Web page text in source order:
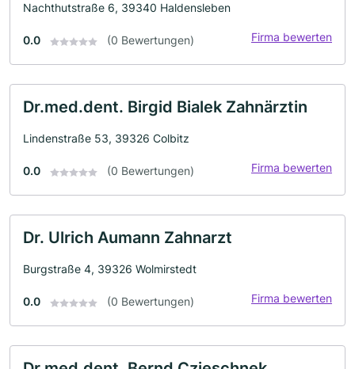
Nachthutstraße 6, 39340 Haldensleben
0.0 (0 Bewertungen) Firma bewerten
Dr.med.dent. Birgid Bialek Zahnärztin
Lindenstraße 53, 39326 Colbitz
0.0 (0 Bewertungen) Firma bewerten
Dr. Ulrich Aumann Zahnarzt
Burgstraße 4, 39326 Wolmirstedt
0.0 (0 Bewertungen) Firma bewerten